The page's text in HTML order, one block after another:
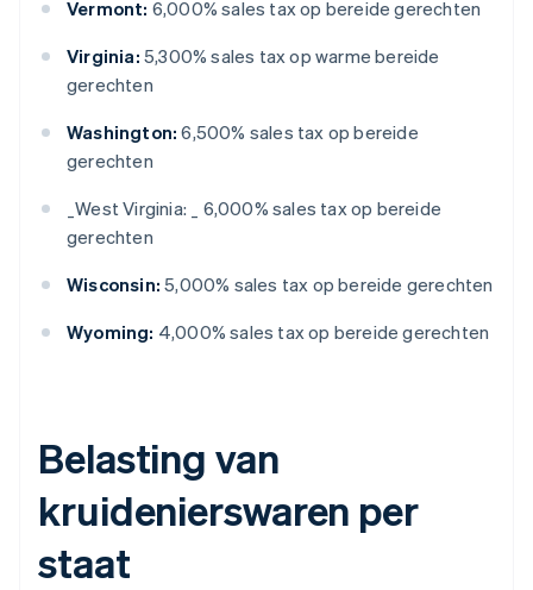
Vermont: 6,000% sales tax op bereide gerechten
Virginia: 5,300% sales tax op warme bereide
gerechten
Washington: 6,500% sales tax op bereide
gerechten
_West Virginia: _
6,000% sales tax op bereide
gerechten
Wisconsin: 5,000% sales tax op bereide gerechten
Wyoming: 4,000% sales tax op bereide gerechten
Belasting van
kruidenierswaren per
staat